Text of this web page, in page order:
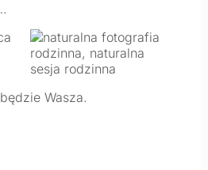
Wasza.